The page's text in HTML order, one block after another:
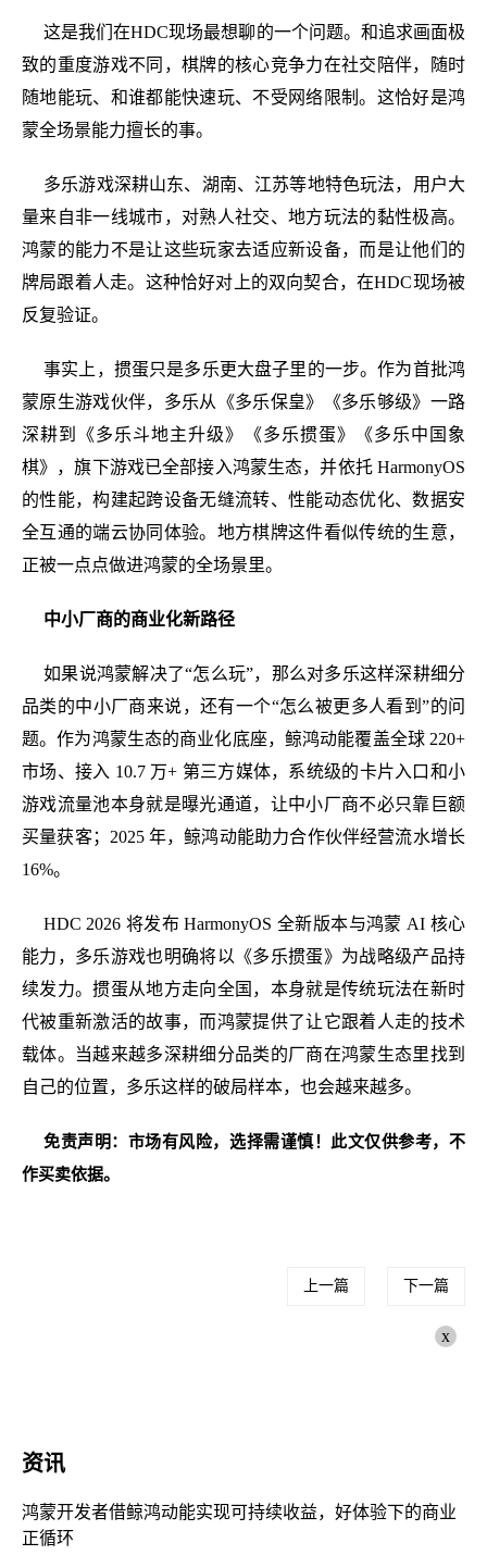
这是我们在HDC现场最想聊的一个问题。和追求画面极
致的重度游戏不同，棋牌的核心竞争力在社交陪伴，随时
随地能玩、和谁都能快速玩、不受网络限制。这恰好是鸿
蒙全场景能力擅长的事。
多乐游戏深耕山东、湖南、江苏等地特色玩法，用户大
量来自非一线城市，对熟人社交、地方玩法的黏性极高。
鸿蒙的能力不是让这些玩家去适应新设备，而是让他们的
牌局跟着人走。这种恰好对上的双向契合，在HDC现场被
反复验证。
事实上，掼蛋只是多乐更大盘子里的一步。作为首批鸿
蒙原生游戏伙伴，多乐从《多乐保皇》《多乐够级》一路
深耕到《多乐斗地主升级》《多乐掼蛋》《多乐中国象
棋》，旗下游戏已全部接入鸿蒙生态，并依托 HarmonyOS
的性能，构建起跨设备无缝流转、性能动态优化、数据安
全互通的端云协同体验。地方棋牌这件看似传统的生意，
正被一点点做进鸿蒙的全场景里。
中小厂商的商业化新路径
如果说鸿蒙解决了“怎么玩”，那么对多乐这样深耕细分
品类的中小厂商来说，还有一个“怎么被更多人看到”的问
题。作为鸿蒙生态的商业化底座，鲸鸿动能覆盖全球 220+
市场、接入 10.7 万+ 第三方媒体，系统级的卡片入口和小
游戏流量池本身就是曝光通道，让中小厂商不必只靠巨额
买量获客；2025 年，鲸鸿动能助力合作伙伴经营流水增长
16%。
HDC 2026 将发布 HarmonyOS 全新版本与鸿蒙 AI 核心
能力，多乐游戏也明确将以《多乐掼蛋》为战略级产品持
续发力。掼蛋从地方走向全国，本身就是传统玩法在新时
代被重新激活的故事，而鸿蒙提供了让它跟着人走的技术
载体。当越来越多深耕细分品类的厂商在鸿蒙生态里找到
自己的位置，多乐这样的破局样本，也会越来越多。
免责声明：市场有风险，选择需谨慎！此文仅供参考，不
作买卖依据。
上一篇 下一篇
x
资讯
鸿蒙开发者借鲸鸿动能实现可持续收益，好体验下的商业
正循环